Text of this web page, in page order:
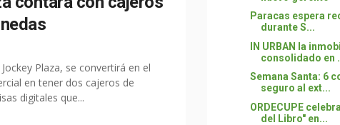
Plaza, se convertirá en el
en tener dos cajeros de
digitales que...
Paracas espera
durante S...
IN URBAN la
consolidado en
Semana Santa: 6
seguro al ext...
ORDECUPE
del Libro" en...